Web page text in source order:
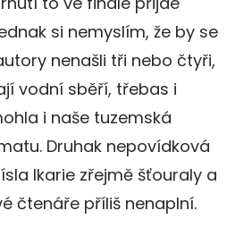
si nemyslím, že by se
nenašli tři nebo čtyři,
vodní sběří, třebas i
i naše tuzemská
Druhak nepovídková
Ikarie zřejmě šťouraly a
čtenáře příliš nenaplní.